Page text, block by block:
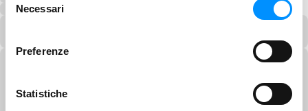
delNecessari
Preferenze
Statistiche